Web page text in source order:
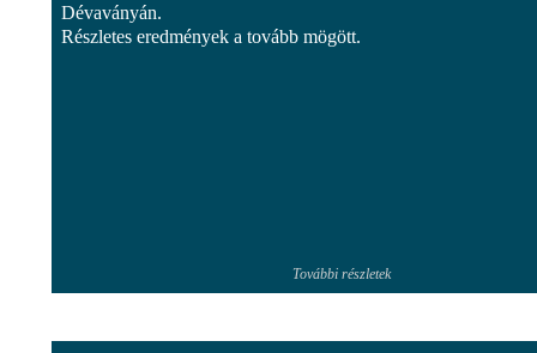
Dévaványán.
Részletes eredmények a tovább mögött.
További részletek